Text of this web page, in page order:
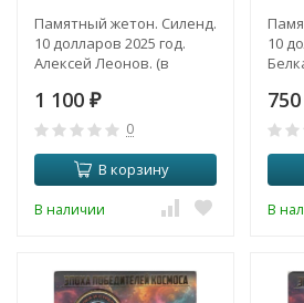
Памятный жетон. Силенд.
10 долларов 2025 год.
Алексей Леонов. (в
покрытие)
1 100 ₽
0
В корзину
В наличии
10
750
В